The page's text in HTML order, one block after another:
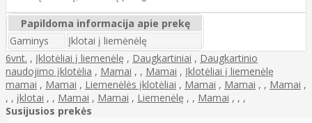
Papildoma informacija apie prekę
Gaminys
Įklotai į liemėnėlę
6vnt. , Įklotėliai į liemenėlę , Daugkartiniai , Daugkartinio
naudojimo įklotėlia , Mamai , , Mamai , Įklotėliai į liemenėlę
mamai , Mamai , Liemenėlės įklotėliai , Mamai , Mamai , , Mamai ,
, , įklotai , , Mamai , Mamai , Liemenėlę , , Mamai , , ,
Susijusios prekės